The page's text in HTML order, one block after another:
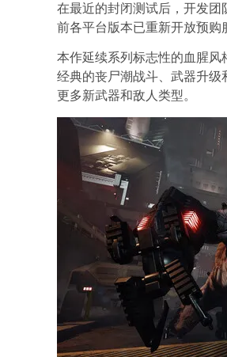
在最近的封闭测试后，开发
前各平台版本已重新开放预购
本作延续系列标志性的血腥风
经典的丧尸潮战斗、武器升
更多新武器和敌人类型。